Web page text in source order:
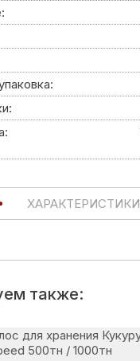
ХАРАКТЕРИСТИКИ
также: